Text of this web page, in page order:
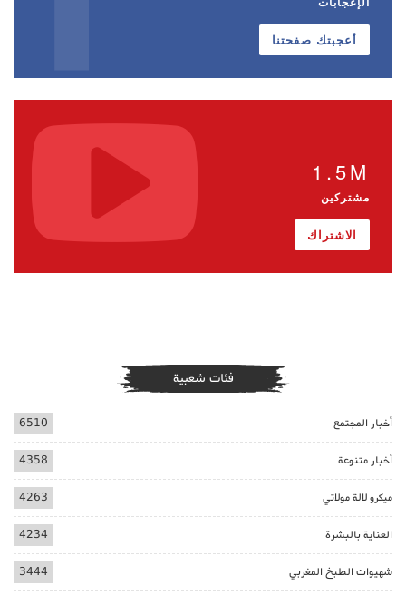
أعجبتك صفحتنا
1.5M
مشتركين
الاشتراك
فئات شعبية
أخبار المجتمع 6510
أخبار متنوعة 4358
ميكرو لالة مولاتي 4263
العناية بالبشرة 4234
شهيوات الطبخ المغربي 3444